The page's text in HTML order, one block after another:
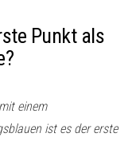
Punkt als
einem
ist es der erste